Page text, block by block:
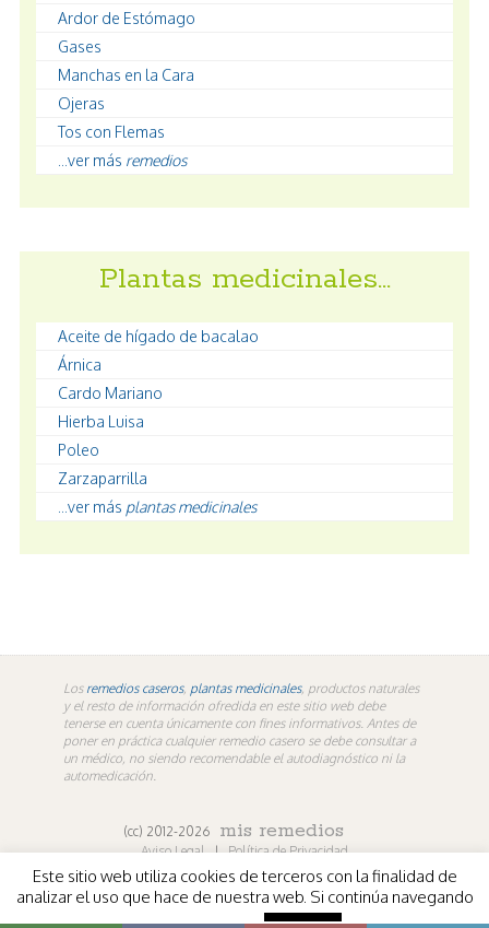
Ardor de Estómago
Gases
Manchas en la Cara
Ojeras
Tos con Flemas
...ver más remedios
Plantas medicinales…
Aceite de hígado de bacalao
Árnica
Cardo Mariano
Hierba Luisa
Poleo
Zarzaparrilla
...ver más plantas medicinales
Los remedios caseros, plantas medicinales, productos naturales
y el resto de información ofredida en este sitio web debe
tenerse en cuenta únicamente con fines informativos. Antes de
poner en práctica cualquier remedio casero se debe consultar a
un médico, no siendo recomendable el autodiagnóstico ni la
automedicación.
(cc) 2012-2026 mis remedios
Aviso Legal | Política de Privacidad
En los contenidos propios de misremedios. En vídeos y
fotografías de terceros aplica la licencia de sus
Este sitio web utiliza cookies de terceros con la finalidad de
analizar el uso que hace de nuestra web. Si continúa navegando